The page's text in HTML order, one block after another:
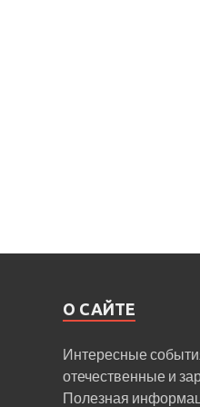
О САЙТЕ
Интересные
отечественные и
Полезная